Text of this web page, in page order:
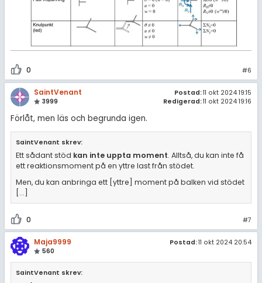
0 #6
SaintVenant
3999
Postad:11 okt 2024 19:15
Redigerad:11 okt 2024 19:16
Förlåt, men läs och begrunda igen.
SaintVenant skrev:
Ett sådant stöd kan inte uppta moment. Alltså, du kan inte få
ett reaktionsmoment på en yttre last från stödet.
Men, du kan anbringa ett [yttre] moment på balken vid stödet
[...]
0 #7
Maja9999
560
Postad:11 okt 2024 20:54
SaintVenant skrev: